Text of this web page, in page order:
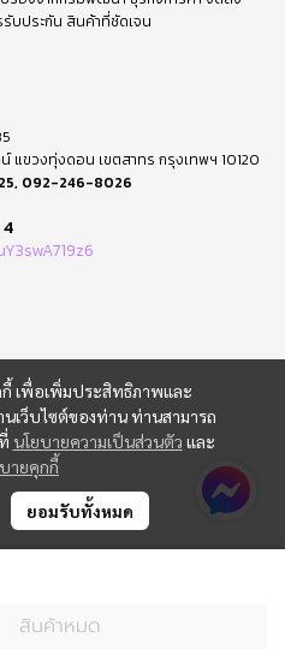
สินค้าหมด
กี้ เพื่อเพิ่มประสิทธิภาพและ
เว็บไซต์ของท่าน ท่านสามารถ
นโยบายความเป็นส่วนตัว และ
ายคุกกี้
ยอมรับทั้งหมด
รับประกัน สินค้าที่ชัดเจน
ขวงทุ่งดอน เขตสาทร กรุงเทพฯ 10120
, 092-246-8026